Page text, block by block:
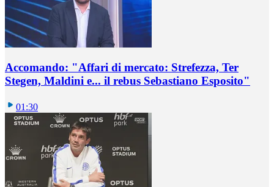
Accomando: "Affari di mercato: Strefezza, Ter
Stegen, Maldini e... il rebus Sebastiano Esposito"
01:30